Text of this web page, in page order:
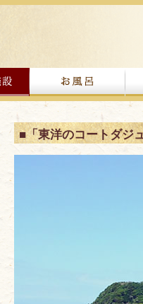
■「東洋のコートダジ